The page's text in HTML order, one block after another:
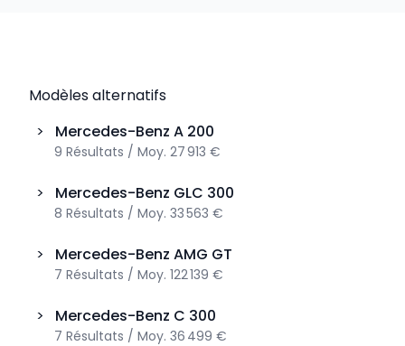
Modèles alternatifs
>
Mercedes-Benz A 200
9 Résultats / Moy. 27 913 €
> Mercedes-Benz GLC 300
8 Résultats / Moy. 33 563 €
> Mercedes-Benz AMG GT
7 Résultats / Moy. 122 139 €
> Mercedes-Benz C 300
7 Résultats / Moy. 36 499 €